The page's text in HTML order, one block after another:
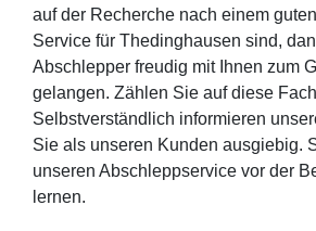
auf der Recherche nach einem
Service für Thedinghausen sind,
Abschlepper freudig mit Ihnen zum
gelangen. Zählen Sie auf diese
Selbstverständlich informieren
Sie als unseren Kunden ausgiebig.
unseren Abschleppservice vor der
lernen.